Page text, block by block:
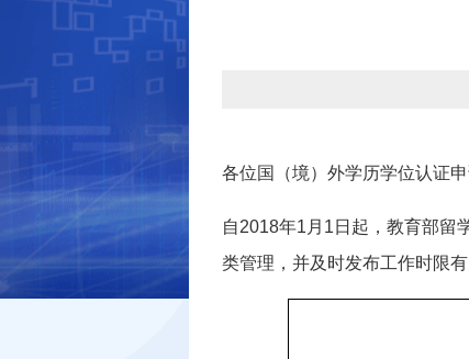
各位国（境）外学历学位认证申
自2018年1月1日起，教育部留
类管理，并及时发布工作时限有